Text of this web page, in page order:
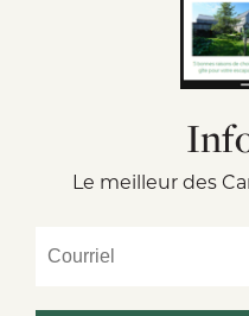
Le meilleur des